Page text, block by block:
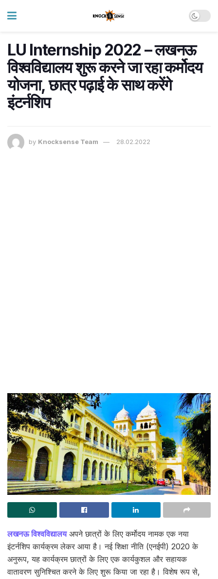
LU Internship 2022 – लखनऊ
विश्वविद्यालय शुरू करने जा रहा कर्मोदय
योजना, छात्र पढ़ाई के साथ करेंगे
इंटर्नशिप
by Knocksense Team 28.02.2022
लखनऊ विश्वविद्यालयअपने छात्रों के लिए कर्मोदय नामक एक नया
इंटर्नशिप कार्यक्रम लेकर आया है। नई शिक्षा नीति (एनईपी) 2020 के
अनुरूप, यह कार्यक्रम छात्रों के लिए एक कार्यकुशल और सहायक
वातावरण सुनिश्चित करने के लिए शुरू किया जा रहा है। विशेष रूप से,